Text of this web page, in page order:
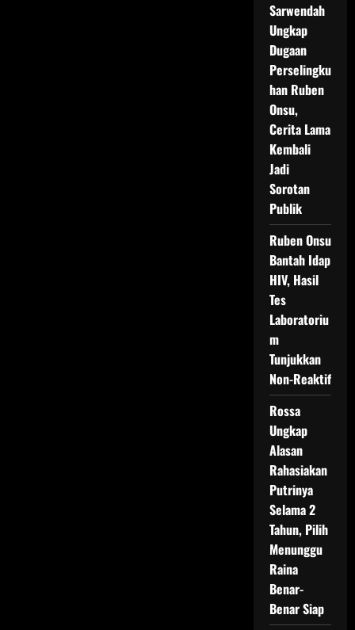
Sarwendah
Ungkap
Dugaan
Perselingku
han Ruben
Onsu,
Cerita Lama
Kembali
Jadi
Sorotan
Publik
Ruben Onsu
Bantah Idap
HIV, Hasil
Tes
Laboratoriu
m
Tunjukkan
Non-Reaktif
Rossa
Ungkap
Alasan
Rahasiakan
Putrinya
Selama 2
Tahun, Pilih
Menunggu
Raina
Benar-
Benar Siap